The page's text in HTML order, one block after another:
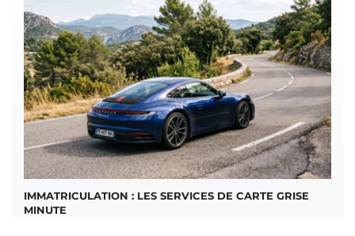
IMMATRICULATION : LES SERVICES DE CARTE GRISE
MINUTE